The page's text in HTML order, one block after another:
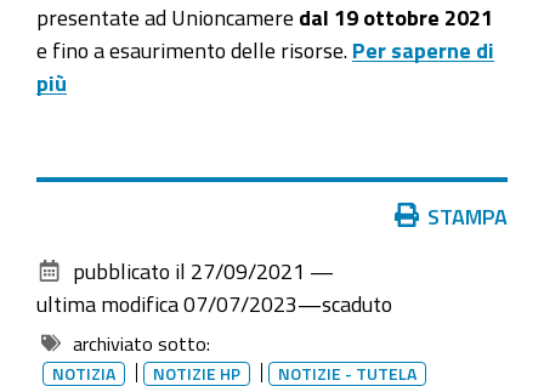
presentate ad Unioncamere dal 19 ottobre 2021
e fino a esaurimento delle risorse. Per saperne di
più
documento
STAMPA
pubblicato il 27/09/2021 —
ultima modifica 07/07/2023—scaduto
archiviato sotto:
NOTIZIA NOTIZIE HP NOTIZIE - TUTELA